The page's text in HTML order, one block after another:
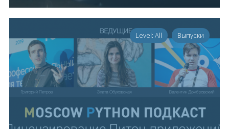
Level: All Выпуски